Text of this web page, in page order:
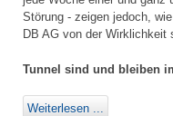
Störung - zeigen jedoch,
DB AG von der Wirklichkeit
Tunnel sind und bleiben
Weiterlesen ...